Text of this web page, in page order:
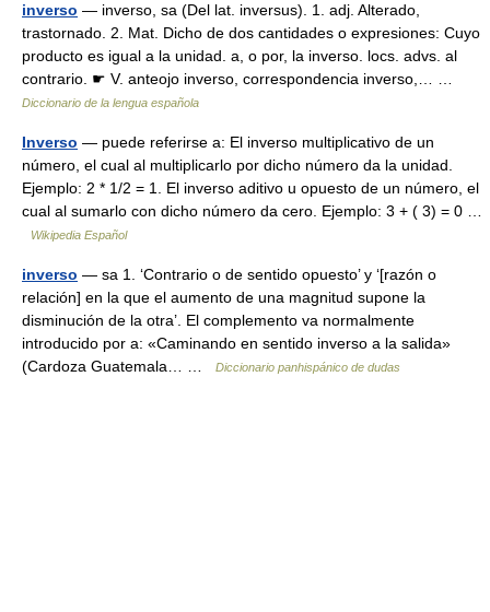
inverso — inverso, sa (Del lat. inversus). 1. adj. Alterado,
trastornado. 2. Mat. Dicho de dos cantidades o expresiones: Cuyo
producto es igual a la unidad. a, o por, la inverso. locs. advs. al
contrario. ☛ V. anteojo inverso, correspondencia inverso,… …
Diccionario de la lengua española
Inverso — puede referirse a: El inverso multiplicativo de un
número, el cual al multiplicarlo por dicho número da la unidad.
Ejemplo: 2 * 1/2 = 1. El inverso aditivo u opuesto de un número, el
cual al sumarlo con dicho número da cero. Ejemplo: 3 + ( 3) = 0 …
Wikipedia Español
inverso — sa 1. ‘Contrario o de sentido opuesto’ y ‘[razón o
relación] en la que el aumento de una magnitud supone la
disminución de la otra’. El complemento va normalmente
introducido por a: «Caminando en sentido inverso a la salida»
(Cardoza Guatemala… …
Diccionario panhispánico de dudas